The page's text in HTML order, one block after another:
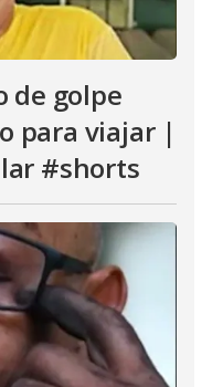
de golpe
para viajar |
#shorts